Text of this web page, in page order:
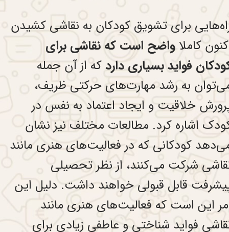
برای تشویق کودکان به نقاشی کشیدن
کاملا واضح است که نقاشی برای
فواید بسیاری دارد که از آن جمله
به رشد مهارت‌های حرکتی ظریف،
خلاقیت و ایجاد اعتماد‌ به نفس در
اشاره کرد. مطالعات مختلف نیز نشان
کودکانی که در فعالیت‌های هنری مانند
شرکت می‌کنند، از نظر تحصیلی
قابل قبولی خواهند داشت. دلیل این
این است که فعالیت‌های هنری مانند
فواید شناختی و عاطفی زیادی برای